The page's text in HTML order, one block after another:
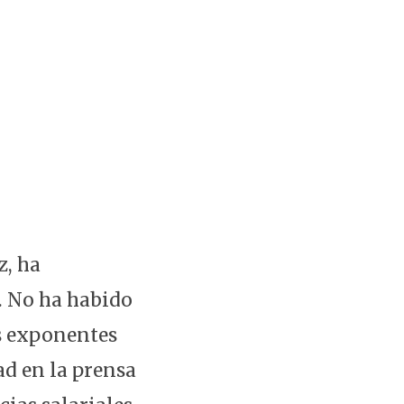
ha
ha habido
exponentes
en la prensa